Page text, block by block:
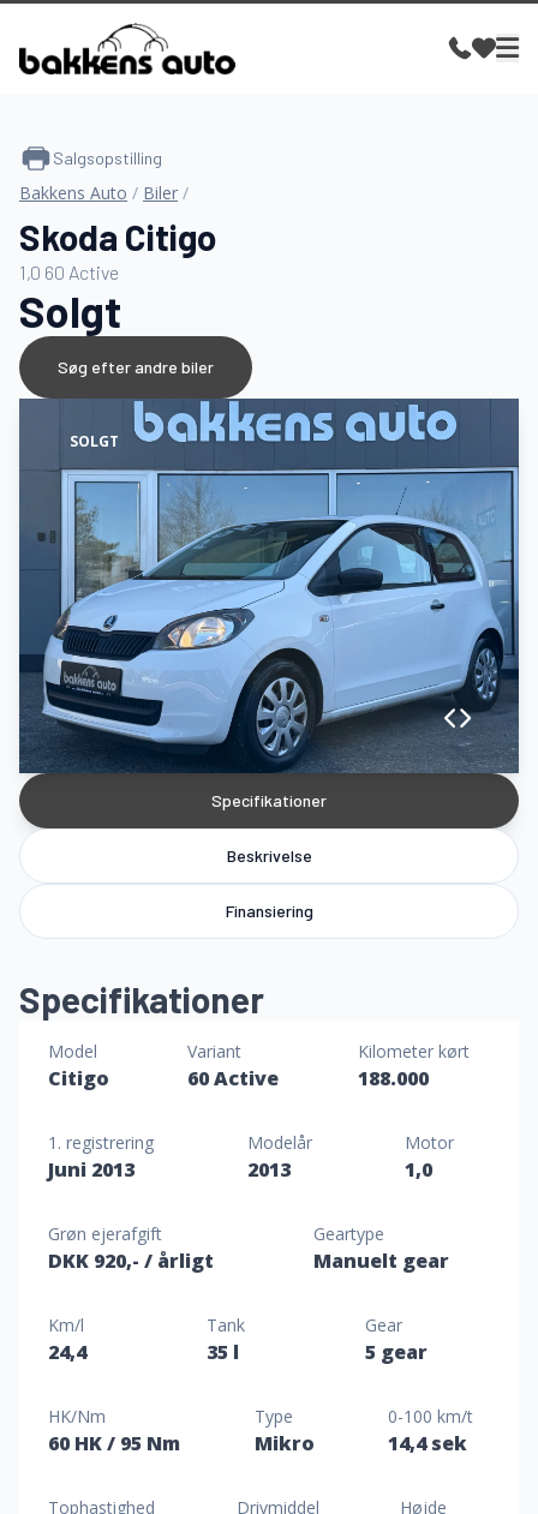
SOLGT
Specifikationer
Beskrivelse
Finansiering
Specifikationer
Model
Citigo
Variant
60 Active
Kilometer kørt
188.000
1. registrering
Juni 2013
Modelår
2013
Motor
1,0
Grøn ejerafgift
DKK 920,- / årligt
Geartype
Manuelt gear
Km/l
24,4
Tank
35 l
Gear
5 gear
HK/Nm
60 HK/ 95 Nm
Type
Mikro
0-100 km/t
14,4 sek
Tophastighed Drivmiddel Højde
Salgsopstilling
Bakkens Auto / Biler /
Skoda Citigo
1,0 60 Active
Solgt
Søg efter andre biler